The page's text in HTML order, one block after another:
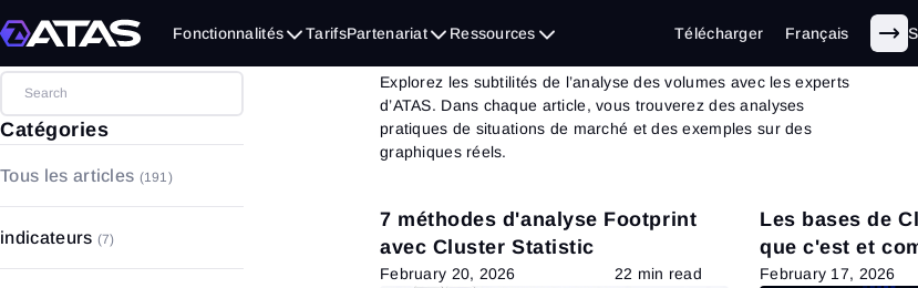
Fonctionnalités TarifsPartenariat Ressources Télécharger Français
Le blog d’ATAS
Explorez les subtilités de l’analyse des volumes avec les experts
d’ATAS. Dans chaque article, vous trouverez des analyses
pratiques de situations de marché et des exemples sur des
graphiques réels.
Catégories
Tous les articles (191)
indicateurs (7)
7 méthodes d'analyse Footprint
avec Cluster Statistic
February 20, 2026 22 min read
Les bases de
que c'est et
configurer
February 17, 2026